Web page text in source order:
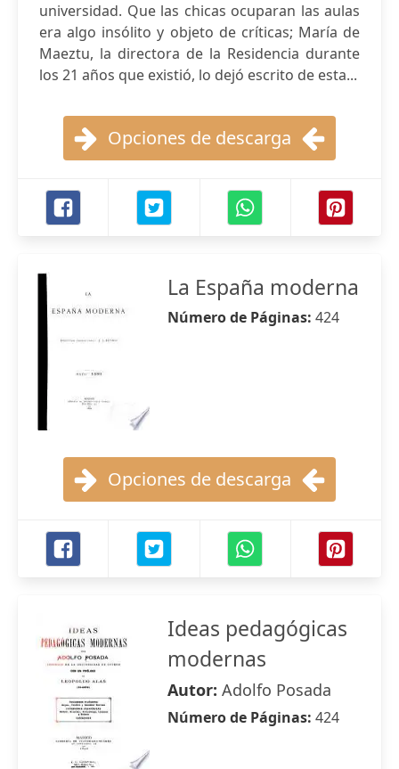
universidad. Que las chicas ocuparan las aulas
era algo insólito y objeto de críticas; María de
Maeztu, la directora de la Residencia durante
los 21 años que existió, lo dejó escrito de esta...
Opciones de descarga
La España moderna
Número de Páginas: 424
Opciones de descarga
Ideas pedagógicas
modernas
Autor: Adolfo Posada
Número de Páginas: 424